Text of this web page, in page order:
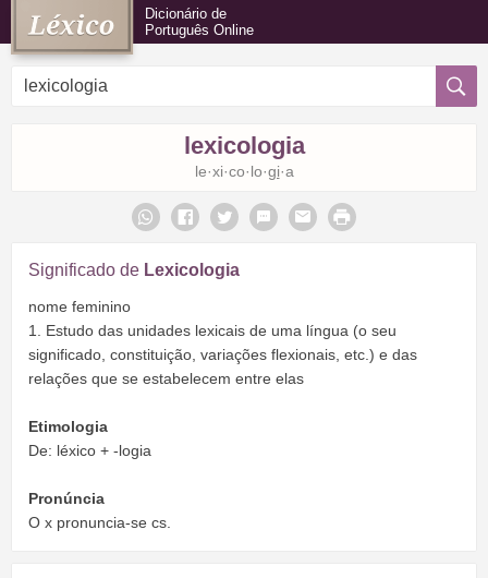
Dicionário de
Português Online
lexicologia
le·xi·co·lo·gi·a
Significado de Lexicologia
nome feminino
1. Estudo das unidades lexicais de uma língua (o seu
significado, constituição, variações flexionais, etc.) e das
relações que se estabelecem entre elas
Etimologia
De: léxico + -logia
Pronúncia
O x pronuncia-se cs.